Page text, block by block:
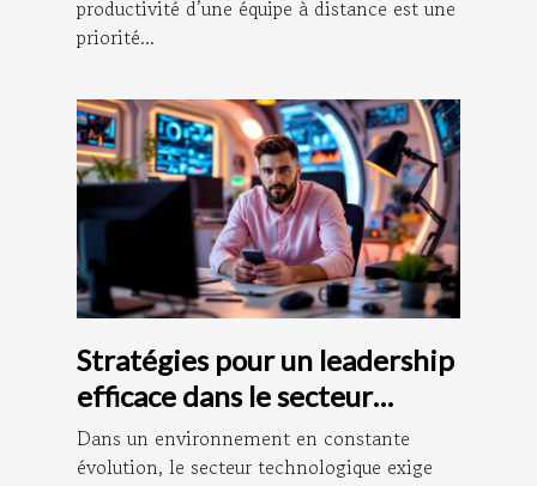
productivité d’une équipe à distance est une
priorité...
Stratégies pour un leadership
efficace dans le secteur
technologique
Dans un environnement en constante
évolution, le secteur technologique exige